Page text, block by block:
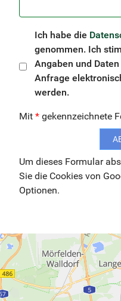
Ich habe die
genommen. Ich
Angaben und
Anfrage
werden.
Mit * gekennzeichnete
Um dieses Formular
Sie die Cookies von
Optionen.